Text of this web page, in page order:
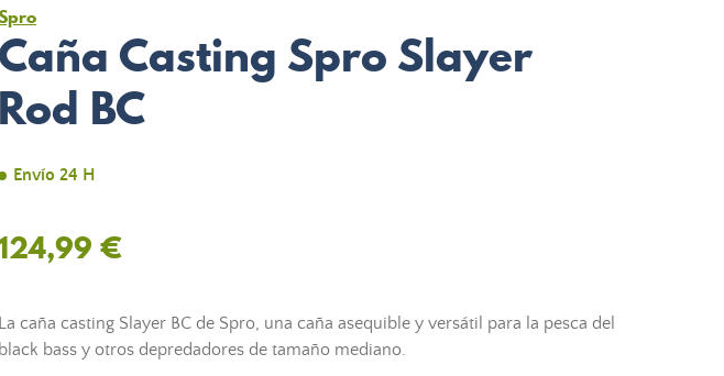
Casting Spro Slayer
Rod BC
Envío 24 H
€
La caña casting Slayer BC de Spro, una caña asequible y versátil para la pesca del
black bass y otros depredadores de tamaño mediano.